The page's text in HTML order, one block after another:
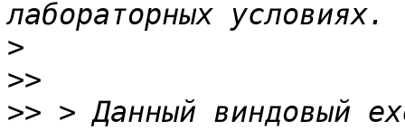
>
>>
>> > Данный виндовый